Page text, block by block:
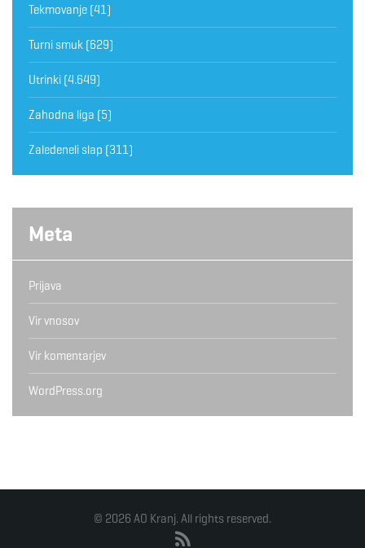
Tekmovanje (41)
Turni smuk (629)
Utrinki (4.649)
Zahodna liga (5)
Zaledeneli slap (311)
Meta
Prijava
Vir vnosov
Vir komentarjev
WordPress.org
© 2026 AO Kranj. All rights reserved.